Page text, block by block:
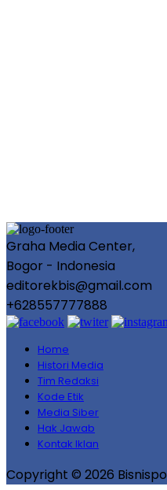
Graha Media Center,
Bogor - Indonesia
editorekbis@gmail.com
+628557777888
Home
Histori Media
Tim Redaksi
Kode Etik
Media Siber
Hak Jawab
Kontak Iklan
Copyright © 2026